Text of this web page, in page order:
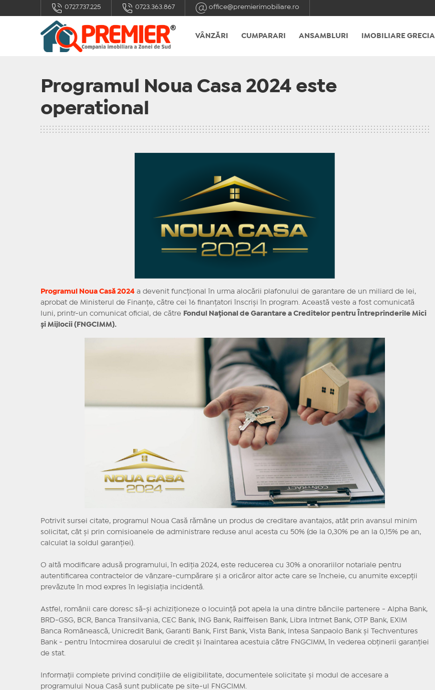
0727.737.225 0723.363.867 office@premierimobiliare.ro
VÂNZĂRI CUMPARARI ANSAMBLURI IMOBILIARE GRECIA
Programul Noua Casa 2024 este
operational
Programul Noua Casă 2024a devenit funcțional în urma alocării plafonului de garantare de un miliard de lei,
aprobat de Ministerul de Finanțe, către cei 16 finanțatori înscriși în program. Această veste a fost comunicată
luni, printr-un comunicat oficial, de către
Fondul Național de Garantare a Creditelor pentru Întreprinderile Mici
și Mijlocii (FNGCIMM).
Potrivit sursei citate, programul Noua Casă rămâne un produs de creditare avantajos, atât prin avansul minim
solicitat, cât şi prin comisioanele de administrare reduse anul acesta cu 50% (de la 0,30% pe an la 0,15% pe an,
calculat la soldul garanţiei).
O altă modificare adusă programului, în ediţia 2024, este reducerea cu 30% a onorariilor notariale pentru
autentificarea contractelor de vânzare-cumpărare şi a oricăror altor acte care se încheie, cu anumite excepţii
prevăzute în mod expres în legislaţia incidentă.
Astfel, românii care doresc să-şi achiziţioneze o locuinţă pot apela la una dintre băncile partenere - Alpha Bank,
BRD-GSG, BCR, Banca Transilvania, CEC Bank, ING Bank, Raiffeisen Bank, Libra Intrnet Bank, OTP Bank, EXIM
Banca Românească, Unicredit Bank, Garanti Bank, First Bank, Vista Bank, Intesa Sanpaolo Bank şi Techventures
Bank - pentru întocmirea dosarului de credit şi înaintarea acestuia către FNGCIMM, în vederea obţinerii garanţiei
de stat.
Informaţii complete privind condiţiile de eligibilitate, documentele solicitate şi modul de accesare a
programului Noua Casă sunt publicate pe site-ul FNGCIMM.